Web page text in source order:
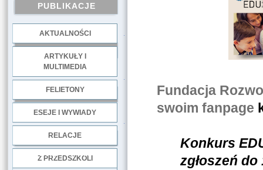
PUBLIKACJE
AKTUALNOŚCI
ARTYKUŁY I
MULTIMEDIA
FELIETONY
ESEJE I WYWIADY
RELACJE
Z PRZEDSZKOLI
Fundacja
swoim fanpage
Konkurs
zgłoszeń